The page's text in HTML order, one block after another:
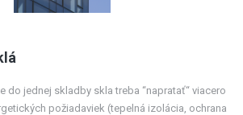
do jednej skladby skla treba “napratať“ viacero
požiadaviek (tepelná izolácia, ochrana